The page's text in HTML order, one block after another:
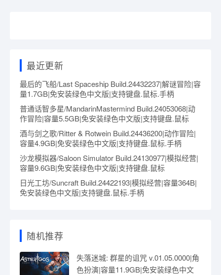
最近更新
最后的飞船/Last Spaceship Build.24432237|解谜冒险|容
量1.7GB|免安装绿色中文版|支持键盘.鼠标.手柄
普通话智多星/MandarinMastermind Build.24053068|动
作冒险|容量5.5GB|免安装绿色中文版|支持键盘.鼠标
酒与剑之歌/Ritter & Rotwein Build.24436200|动作冒险|
容量4.9GB|免安装绿色中文版|支持键盘.鼠标.手柄
沙龙模拟器/Saloon Simulator Build.24130977|模拟经营|
容量9.6GB|免安装绿色中文版|支持键盘.鼠标
日光工坊/Suncraft Build.24422193|模拟经营|容量364B|
免安装绿色中文版|支持键盘.鼠标.手柄
随机推荐
失落迷城: 群星的诅咒 v.01.05.0000|角
色扮演|容量11.9GB|免安装绿色中文